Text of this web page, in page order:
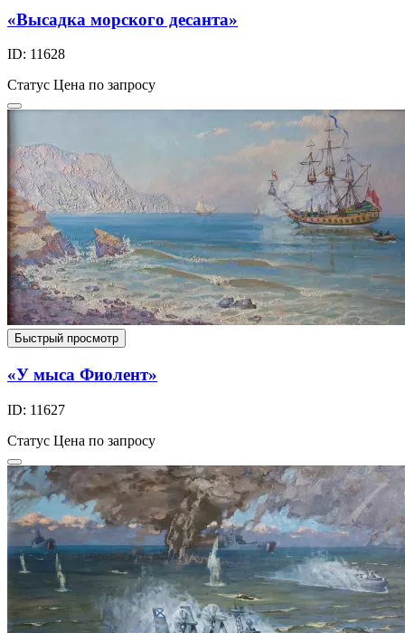
«Высадка морского десанта»
ID: 11628
Статус Цена по запросу
Быстрый просмотр
«У мыса Фиолент»
ID: 11627
Статус Цена по запросу